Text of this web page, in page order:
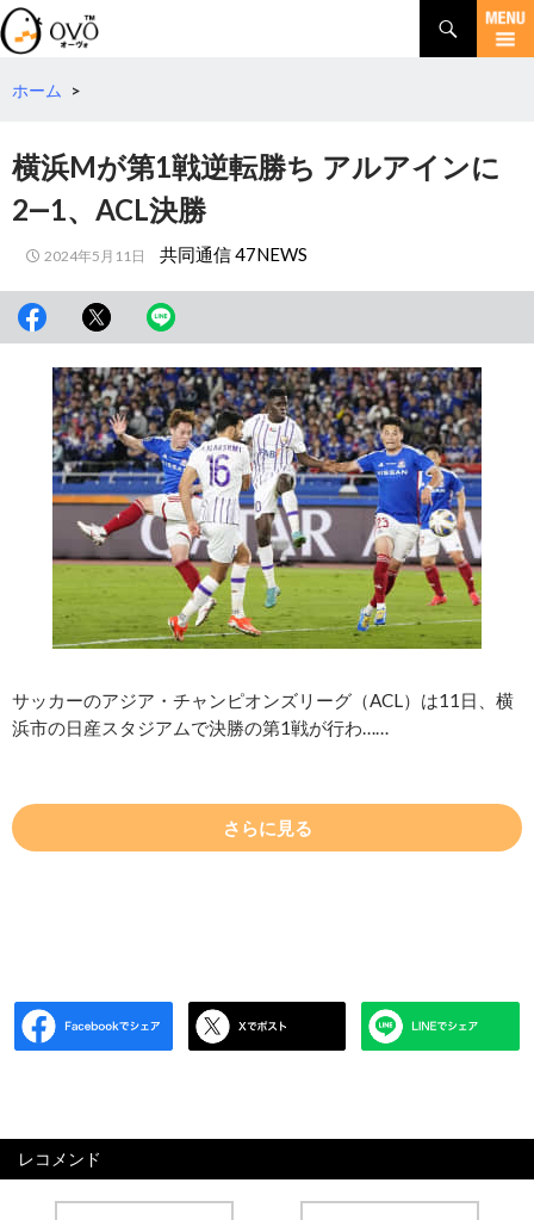
検
索
コ
テ
へ
動
ホーム >
横浜Mが第1戦逆転勝ち アルアインに
2―1、ACL決勝
2024年5月11日 共同通信 47NEWS
サッカーのアジア・チャンピオンズリーグ（ACL）は11日、横
浜市の日産スタジアムで決勝の第1戦が行わ……
さらに見る
レコメンド